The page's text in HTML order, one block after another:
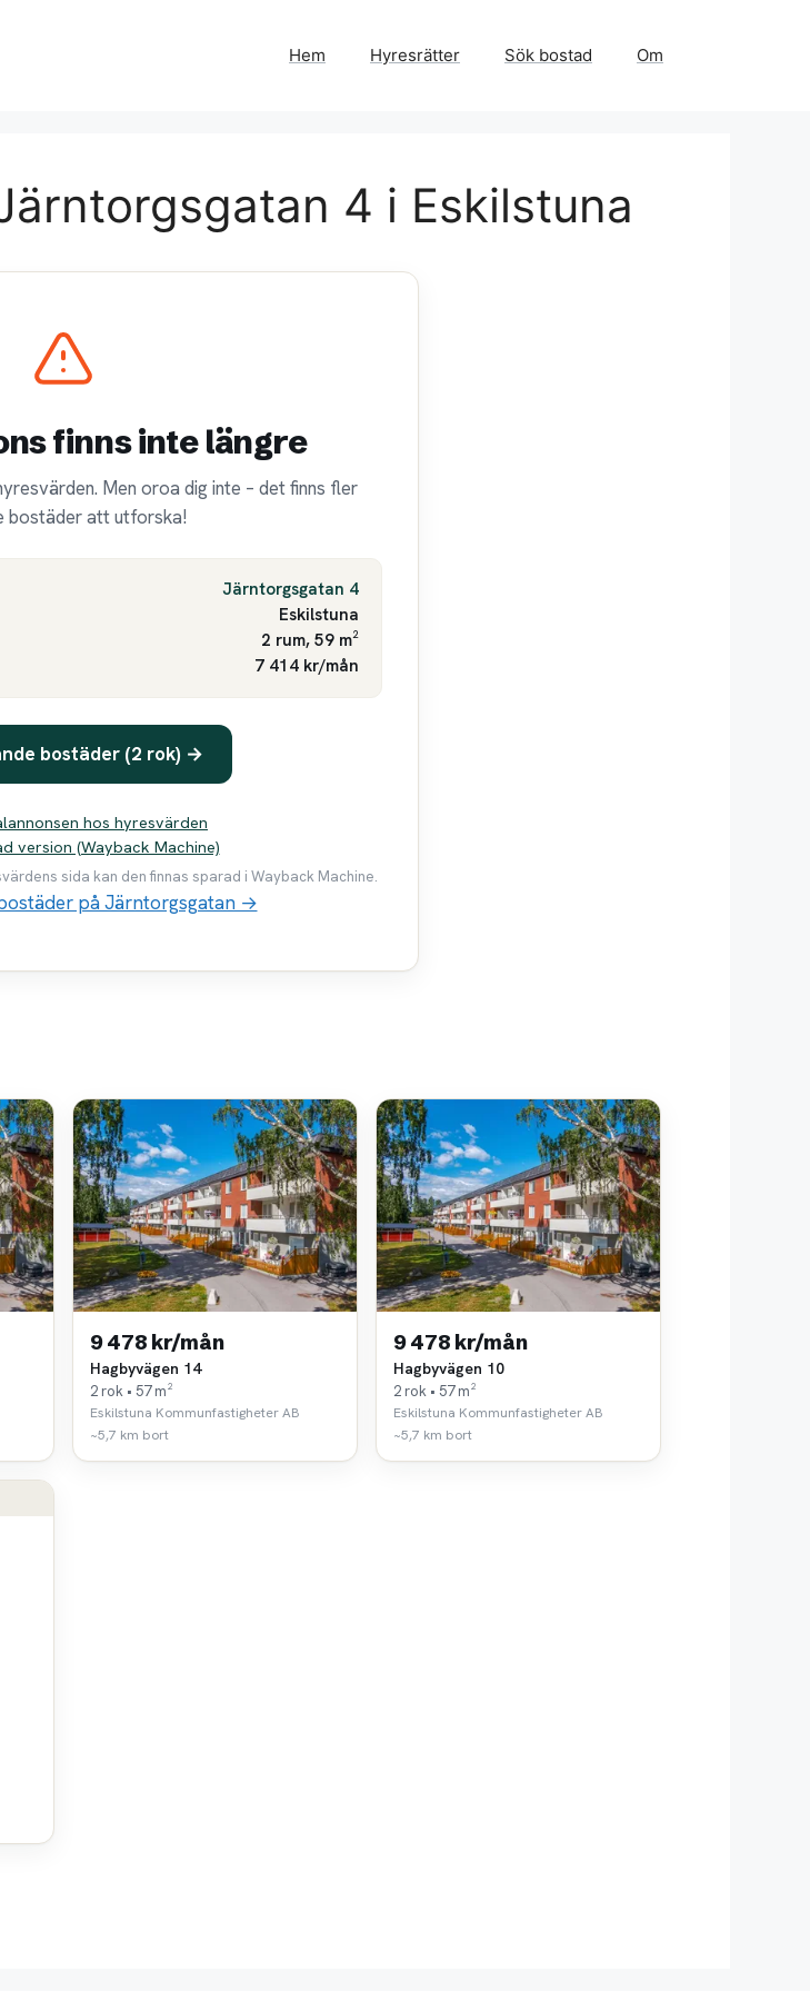
Hem Hyresrätter Sök bostad Om
4 i Eskilstuna
finns inte längre
Men oroa dig inte – det finns fler
bostäder att utforska!
Järntorgsgatan 4
Eskilstuna
2 rum, 59 m²
7 414 kr/mån
bostäder (2 rok) →
hos hyresvärden
version (Wayback Machine)
sida kan den finnas sparad i Wayback Machine.
på Järntorgsgatan →
9 478 kr/mån
Hagbyvägen 14
2 rok • 57 m²
Eskilstuna Kommunfastigheter AB
~5,7 km bort
9 478 kr/mån
Hagbyvägen 10
2 rok • 57 m²
Eskilstuna Kommunfastigheter AB
~5,7 km bort